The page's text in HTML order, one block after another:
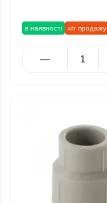
в наявності хіт продажу